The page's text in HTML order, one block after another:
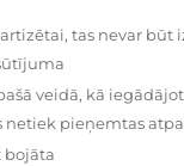
tas nevar būt
veidā, kā
netiek pieņemtas
bojāta